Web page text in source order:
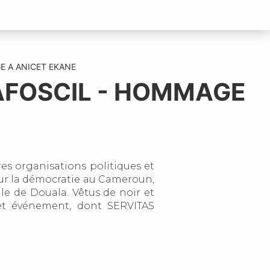
A ANICET EKANE
- HOMMAGE
organisations politiques et
la démocratie au Cameroun,
de Douala. Vêtus de noir et
dont SERVITAS